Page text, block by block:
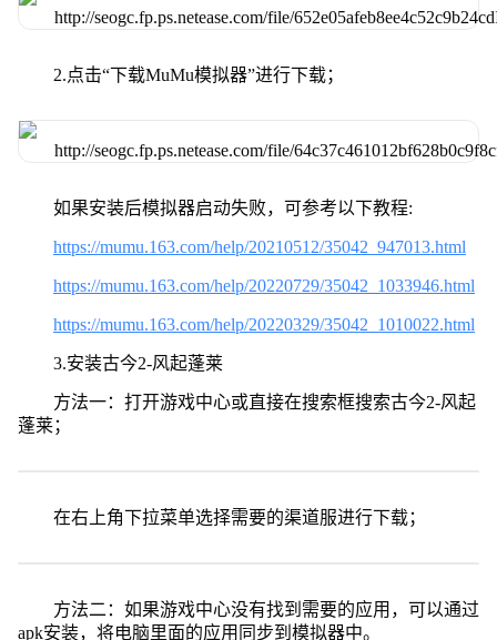
2.点击“下载MuMu模拟器”进行下载；
如果安装后模拟器启动失败，可参考以下教程:
https://mumu.163.com/help/20210512/35042_947013.html
https://mumu.163.com/help/20220729/35042_1033946.html
https://mumu.163.com/help/20220329/35042_1010022.html
3.安装古今2-风起蓬莱
方法一：打开游戏中心或直接在搜索框搜索古今2-风起
蓬莱；
在右上角下拉菜单选择需要的渠道服进行下载；
方法二：如果游戏中心没有找到需要的应用，可以通过
apk安装，将电脑里面的应用同步到模拟器中。